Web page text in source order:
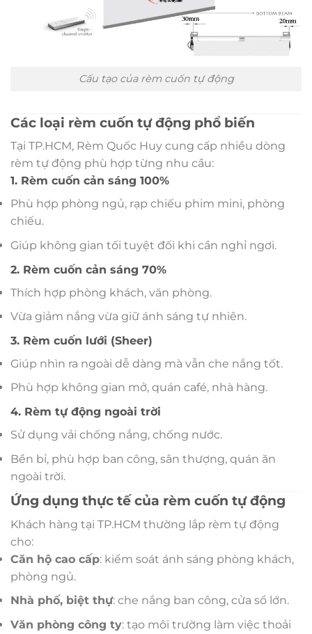
Cấu tạo của rèm cuốn tự động
Các loại rèm cuốn tự động phổ biến
Tại TP.HCM, Rèm Quốc Huy cung cấp nhiều dòng
rèm tự động phù hợp từng nhu cầu:
1. Rèm cuốn cản sáng 100%
Phù hợp phòng ngủ, rạp chiếu phim mini, phòng
chiếu.
Giúp không gian tối tuyệt đối khi cần nghỉ ngơi.
2. Rèm cuốn cản sáng 70%
Thích hợp phòng khách, văn phòng.
Vừa giảm nắng vừa giữ ánh sáng tự nhiên.
3. Rèm cuốn lưới (Sheer)
Giúp nhìn ra ngoài dễ dàng mà vẫn che nắng tốt.
Phù hợp không gian mở, quán café, nhà hàng.
4. Rèm tự động ngoài trời
Sử dụng vải chống nắng, chống nước.
Bền bỉ, phù hợp ban công, sân thượng, quán ăn
ngoài trời.
Ứng dụng thực tế của rèm cuốn tự động
Khách hàng tại TP.HCM thường lắp rèm tự động
cho:
Căn hộ cao cấp: kiểm soát ánh sáng phòng khách,
phòng ngủ.
Nhà phố, biệt thự: che nắng ban công, cửa sổ lớn.
Văn phòng công ty: tạo môi trường làm việc thoải